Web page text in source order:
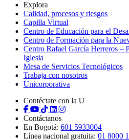
Explora
Calidad, procesos y riesgos
Capilla Virtual
Centro de Educación para el
Centro de Formación para la
Centro Rafael García Herreros –
Iglesia
Mesa de Servicios Tecnológicos
Trabaja con nosotros
Unicorporativa
Contéctate con la U
Contáctanos
En Bogotá: 601 5933004
Línea nacional gratuita: 01 8000